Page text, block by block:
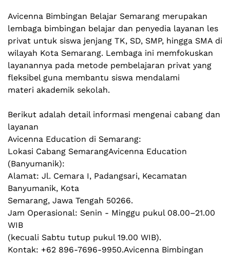
Avicenna Bimbingan Belajar Semarang merupakan
lembaga bimbingan belajar dan penyedia layanan les
privat untuk siswa jenjang TK, SD, SMP, hingga SMA di
wilayah Kota Semarang. Lembaga ini memfokuskan
layanannya pada metode pembelajaran privat yang
fleksibel guna membantu siswa mendalami
materi akademik sekolah.
Berikut adalah detail informasi mengenai cabang dan
layanan
Avicenna Education di Semarang:
Lokasi Cabang SemarangAvicenna Education
(Banyumanik):
Alamat: Jl. Cemara I, Padangsari, Kecamatan
Banyumanik, Kota
Semarang, Jawa Tengah 50266.
Jam Operasional: Senin - Minggu pukul 08.00–21.00
WIB
(kecuali Sabtu tutup pukul 19.00 WIB).
Kontak: +62 896-7696-9950.Avicenna Bimbingan